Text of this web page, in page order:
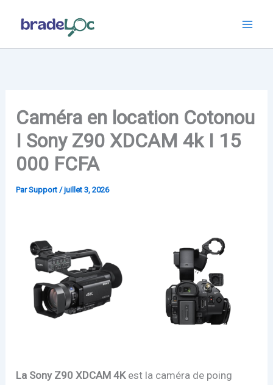
Caméra en location Cotonou
I Sony Z90 XDCAM 4k I 15
000 FCFA
ParSupport /juillet 3, 2026
La Sony Z90 XDCAM 4Kest la caméra de poing